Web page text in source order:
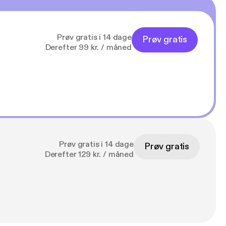
Prøv gratis i 14 dage
Derefter 99 kr. / måned
Prøv gratis
Prøv gratis i 14 dage
Derefter 129 kr. / måned
Prøv gratis